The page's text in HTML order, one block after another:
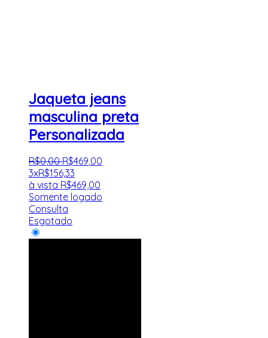
Jaqueta jeans
masculina preta
Personalizada
R$0,00 R$469,00
3xR$156,33
à vista R$469,00
Somente logado
Consulta
Esgotado